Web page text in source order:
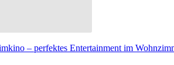
– perfektes Entertainment im